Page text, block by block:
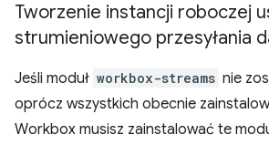
Tworzenie instancji roboczej
strumieniowego przesyłania
Jeśli moduł workbox-streams nie
oprócz wszystkich obecnie
Workbox musisz zainstalować te